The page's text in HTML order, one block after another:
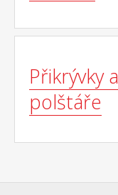
Přikrývky a
polštáře